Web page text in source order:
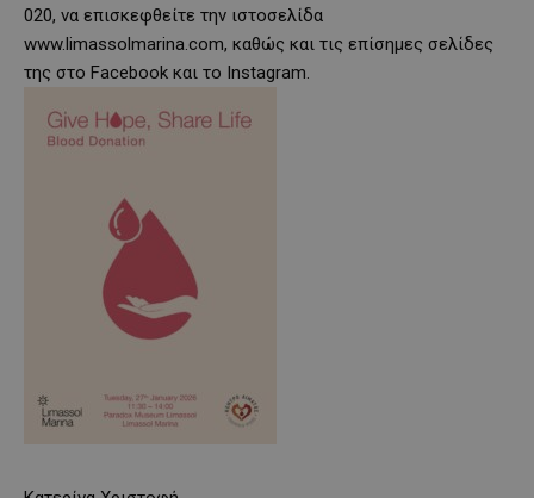
020, να επισκεφθείτε την ιστοσελίδα
www.limassolmarina.com, καθώς και τις επίσημες σελίδες
της στο Facebook και το Instagram.